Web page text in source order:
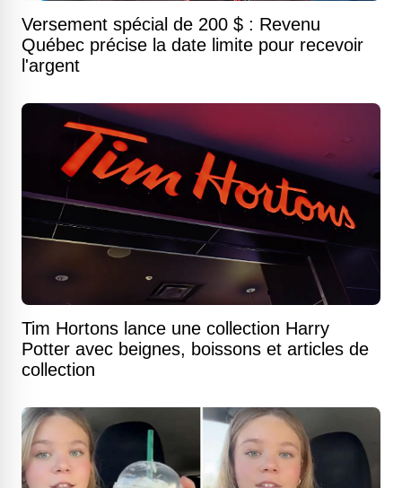
Versement spécial de 200 $ : Revenu
Québec précise la date limite pour recevoir
l'argent
Tim Hortons lance une collection Harry
Potter avec beignes, boissons et articles de
collection